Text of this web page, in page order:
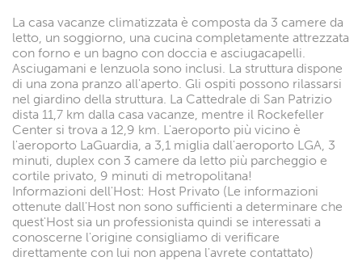
La casa vacanze climatizzata è composta da 3 camere da
letto, un soggiorno, una cucina completamente attrezzata
con forno e un bagno con doccia e asciugacapelli.
Asciugamani e lenzuola sono inclusi. La struttura dispone
di una zona pranzo all'aperto. Gli ospiti possono rilassarsi
nel giardino della struttura. La Cattedrale di San Patrizio
dista 11,7 km dalla casa vacanze, mentre il Rockefeller
Center si trova a 12,9 km. L'aeroporto più vicino è
l'aeroporto LaGuardia, a 3,1 miglia dall'aeroporto LGA, 3
minuti, duplex con 3 camere da letto più parcheggio e
cortile privato, 9 minuti di metropolitana!
Informazioni dell'Host: Host Privato (Le informazioni
ottenute dall'Host non sono sufficienti a determinare che
quest'Host sia un professionista quindi se interessati a
conoscerne l'origine consigliamo di verificare
direttamente con lui non appena l'avrete contattato)